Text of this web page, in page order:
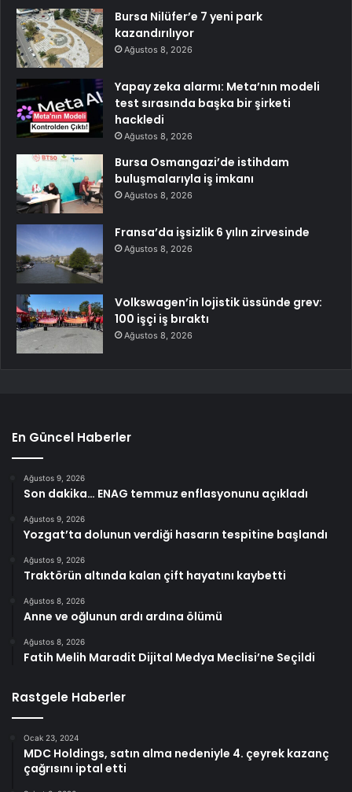
Bursa Nilüfer’e 7 yeni park
kazandırılıyor
Ağustos 8, 2026
Yapay zeka alarmı: Meta’nın modeli
test sırasında başka bir şirketi
hackledi
Ağustos 8, 2026
Bursa Osmangazi’de istihdam
buluşmalarıyla iş imkanı
Ağustos 8, 2026
Fransa’da işsizlik 6 yılın zirvesinde
Ağustos 8, 2026
Volkswagen’in lojistik üssünde grev:
100 işçi iş bıraktı
Ağustos 8, 2026
En Güncel Haberler
Ağustos 9, 2026
Son dakika… ENAG temmuz enflasyonunu açıkladı
Ağustos 9, 2026
Yozgat’ta dolunun verdiği hasarın tespitine başlandı
Ağustos 9, 2026
Traktörün altında kalan çift hayatını kaybetti
Ağustos 8, 2026
Anne ve oğlunun ardı ardına ölümü
Ağustos 8, 2026
Fatih Melih Maradit Dijital Medya Meclisi’ne Seçildi
Rastgele Haberler
Ocak 23, 2024
MDC Holdings, satın alma nedeniyle 4. çeyrek kazanç
çağrısını iptal etti